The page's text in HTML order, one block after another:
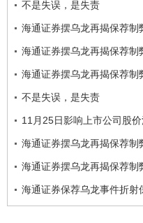
不是失误，是失责
海通证券摆乌龙再揭保荐制
海通证券摆乌龙再揭保荐制
海通证券摆乌龙再揭保荐制
不是失误，是失责
11月25日影响上市公司股
海通证券摆乌龙再揭保荐制
海通证券摆乌龙再揭保荐制
海通证券保荐乌龙事件折射